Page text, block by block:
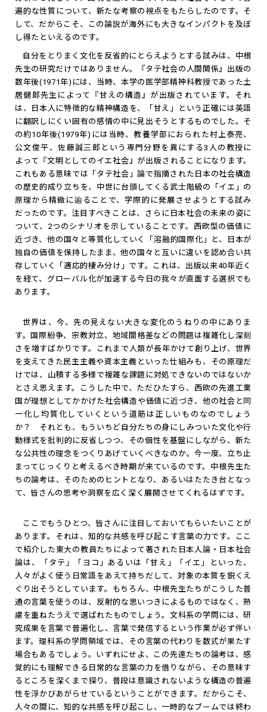
遍的な性質について、新たな考察の視点をもたらしたのです。そ
して、だからこそ、この論説が海外にも大きなインパクトを及ぼ
し得たといえるのです。
自分をとりまく文化を反省的にとらえようとする試みは、中根
先生の研究だけではありません。『タテ社会の人間関係』出版の
数年後(1971年)には、当時、本学の医学部精神科教授であった土
居健郎先生によって『甘えの構造』が出版されています。それ
は、日本人に特徴的な精神構造を、「甘え」という正確には英語
に翻訳しにくい固有の感情の中に見出そうとするものでした。そ
の約10年後(1979年)には当時、教養学部におられた村上泰亮、
公文俊平、佐藤誠三郎という専門分野を異にする3人の教授に
よって『文明としてのイエ社会』が出版されることになります。
これもある意味では「タテ社会」論で指摘された日本の社会構造
の歴史的成り立ちを、中世に台頭してくる武士階級の「イエ」の
原理から精緻に辿ることで、学際的に発展させようとする試み
だったのです。注目すべきことは、さらに日本社会の未来の姿に
ついて、2つのシナリオを示していることです。西欧型の価値に
近づき、他の国々と等質化していく「溶融的国際化」と、日本が
独自の価値を保持したまま、他の国々と互いに違いを認め合い共
存していく「適応的棲み分け」です。これは、出版以来40年近く
を経て、グローバル化が加速する今日の我々が直面する選択でも
あります。
世界は、今、先の見えない大きな変化のうねりの中にありま
す。国際紛争、宗教対立、地域間格差などの問題は複雑化し深刻
さを増すばかりです。これまで人類が長年かけて創り上げ、世界
を支えてきた民主主義や資本主義といった仕組みも、その原理だ
けでは、山積する多様で複雑な課題に対処できないのではないか
とさえ思えます。こうした中で、ただひたすら、西欧の先進工業
国が理想としてかかげた社会構造や価値に近づき、他の社会と同
一化し均質化していくという道筋は正しいものなのでしょう
か？ それとも、もういちど自分たちの身にしみついた文化や行
動様式を批判的に反省しつつ、その個性を基盤にしながら、新た
な公共性の理念をつくりあげていくべきなのか。今一度、立ち止
まってじっくりと考えるべき時期が来ているのです。中根先生た
ちの論考は、そのためのヒントとなり、あるいはたたき台となっ
て、皆さんの思考や洞察を広く深く展開させてくれるはずです。
ここでもうひとつ、皆さんに注目しておいてもらいたいことが
あります。それは、知的な共感を呼び起こす言葉の力です。ここ
で紹介した東大の教員たちによって著された日本人論・日本社会
論は、「タテ」「ヨコ」あるいは「甘え」「イエ」といった、
人々がよく使う日常語をあえて持ちだして、対象の本質を鋭くえ
ぐり出そうとしています。もちろん、中根先生たちがこうした普
通の言葉を使うのは、反射的な思いつきによるものではなく、熟
慮を重ねたうえで選ばれたものでしょう。文科系の学問には、研
究成果を言葉で普遍化し、言葉で発信するという作業が必ず伴い
ます。理科系の学問領域では、その言葉の代わりを数式が果たす
場合もあるでしょう。いずれにせよ、この先達たちの論考は、感
覚的にも理解できる日常的な言葉の力を借りながら、その意味す
るところを深くまで探り、普段は意識されないような構造の普遍
性を浮かびあがらせているということができます。だからこそ、
人々の間に、知的な共感を呼び起こし、一時的なブームでは終わ